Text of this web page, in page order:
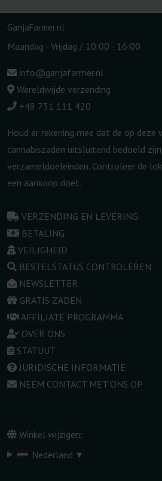
GanjaFarmer.nl
Maandag - Vrijdag / 10:00 - 16:00
info@ganjafarmer.nl
Wereldwijde verzending
+48 731 111 420
Houd er rekening mee dat de op deze
cannabiszaden uitsluitend bedoeld
verzameldoeleinden. Controleer de
een aankoop doet.
VERZENDING EN LEVERING
BETALING
VEILIGHEID
BESTELSTATUS CONTROLEREN
NEWSLETTER
GRATIS ZADEN
AFFILIATE PROGRAMMA
OVER ONS
STATUUT
JURIDISCHE INFORMATIE
NEEM CONTACT MET ONS OP
Winkel wijzigen:
Nederland ▾